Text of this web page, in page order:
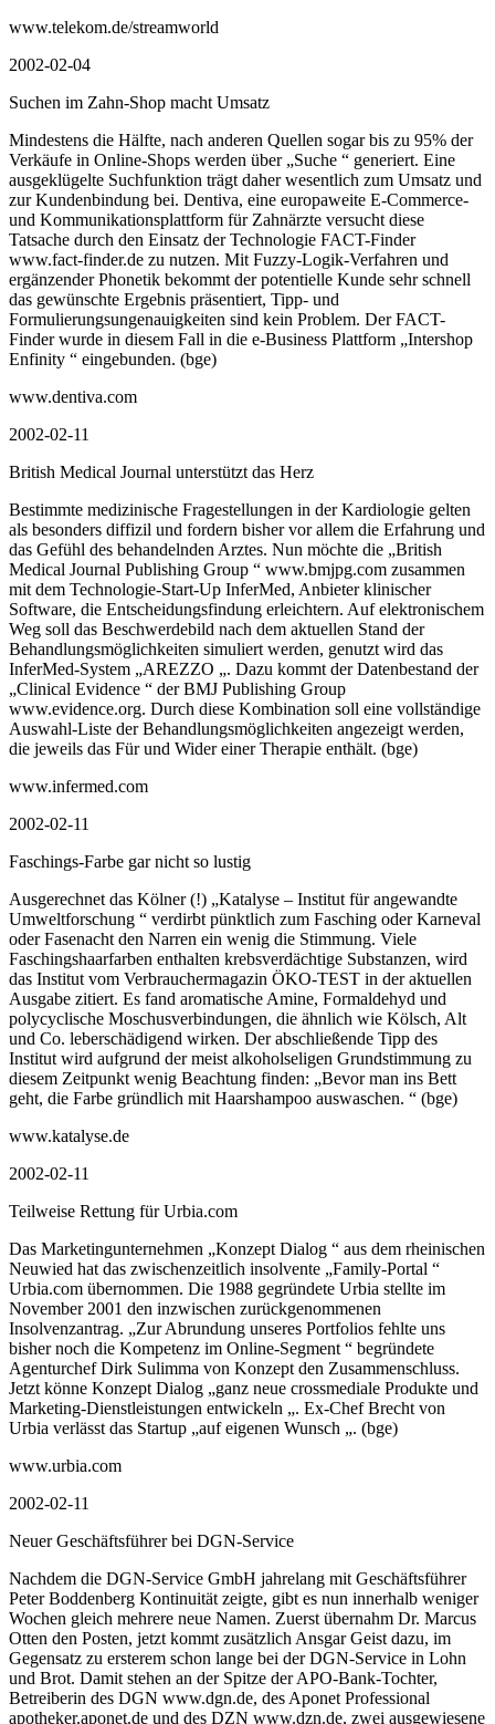
www.telekom.de/streamworld
2002-02-04
Suchen im Zahn-Shop macht Umsatz
Mindestens die Hälfte, nach anderen Quellen sogar bis zu 95% der
Verkäufe in Online-Shops werden über „Suche “ generiert. Eine
ausgeklügelte Suchfunktion trägt daher wesentlich zum Umsatz und
zur Kundenbindung bei. Dentiva, eine europaweite E-Commerce-
und Kommunikationsplattform für Zahnärzte versucht diese
Tatsache durch den Einsatz der Technologie FACT-Finder
www.fact-finder.de zu nutzen. Mit Fuzzy-Logik-Verfahren und
ergänzender Phonetik bekommt der potentielle Kunde sehr schnell
das gewünschte Ergebnis präsentiert, Tipp- und
Formulierungsungenauigkeiten sind kein Problem. Der FACT-
Finder wurde in diesem Fall in die e-Business Plattform „Intershop
Enfinity “ eingebunden. (bge)
www.dentiva.com
2002-02-11
British Medical Journal unterstützt das Herz
Bestimmte medizinische Fragestellungen in der Kardiologie gelten
als besonders diffizil und fordern bisher vor allem die Erfahrung und
das Gefühl des behandelnden Arztes. Nun möchte die „British
Medical Journal Publishing Group “ www.bmjpg.com zusammen
mit dem Technologie-Start-Up InferMed, Anbieter klinischer
Software, die Entscheidungsfindung erleichtern. Auf elektronischem
Weg soll das Beschwerdebild nach dem aktuellen Stand der
Behandlungsmöglichkeiten simuliert werden, genutzt wird das
InferMed-System „AREZZO „. Dazu kommt der Datenbestand der
„Clinical Evidence “ der BMJ Publishing Group
www.evidence.org. Durch diese Kombination soll eine vollständige
Auswahl-Liste der Behandlungsmöglichkeiten angezeigt werden,
die jeweils das Für und Wider einer Therapie enthält. (bge)
www.infermed.com
2002-02-11
Faschings-Farbe gar nicht so lustig
Ausgerechnet das Kölner (!) „Katalyse – Institut für angewandte
Umweltforschung “ verdirbt pünktlich zum Fasching oder Karneval
oder Fasenacht den Narren ein wenig die Stimmung. Viele
Faschingshaarfarben enthalten krebsverdächtige Substanzen, wird
das Institut vom Verbrauchermagazin ÖKO-TEST in der aktuellen
Ausgabe zitiert. Es fand aromatische Amine, Formaldehyd und
polycyclische Moschusverbindungen, die ähnlich wie Kölsch, Alt
und Co. leberschädigend wirken. Der abschließende Tipp des
Institut wird aufgrund der meist alkoholseligen Grundstimmung zu
diesem Zeitpunkt wenig Beachtung finden: „Bevor man ins Bett
geht, die Farbe gründlich mit Haarshampoo auswaschen. “ (bge)
www.katalyse.de
2002-02-11
Teilweise Rettung für Urbia.com
Das Marketingunternehmen „Konzept Dialog “ aus dem rheinischen
Neuwied hat das zwischenzeitlich insolvente „Family-Portal “
Urbia.com übernommen. Die 1988 gegründete Urbia stellte im
November 2001 den inzwischen zurückgenommenen
Insolvenzantrag. „Zur Abrundung unseres Portfolios fehlte uns
bisher noch die Kompetenz im Online-Segment “ begründete
Agenturchef Dirk Sulimma von Konzept den Zusammenschluss.
Jetzt könne Konzept Dialog „ganz neue crossmediale Produkte und
Marketing-Dienstleistungen entwickeln „. Ex-Chef Brecht von
Urbia verlässt das Startup „auf eigenen Wunsch „. (bge)
www.urbia.com
2002-02-11
Neuer Geschäftsführer bei DGN-Service
Nachdem die DGN-Service GmbH jahrelang mit Geschäftsführer
Peter Boddenberg Kontinuität zeigte, gibt es nun innerhalb weniger
Wochen gleich mehrere neue Namen. Zuerst übernahm Dr. Marcus
Otten den Posten, jetzt kommt zusätzlich Ansgar Geist dazu, im
Gegensatz zu ersterem schon lange bei der DGN-Service in Lohn
und Brot. Damit stehen an der Spitze der APO-Bank-Tochter,
Betreiberin des DGN www.dgn.de, des Aponet Professional
apotheker.aponet.de und des DZN www.dzn.de, zwei ausgewiesene